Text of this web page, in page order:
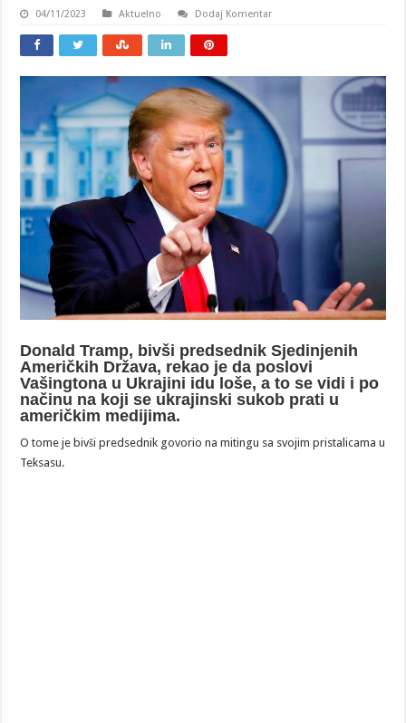
04/11/2023 Aktuelno Dodaj Komentar
Donald Tramp, bivši predsednik Sjedinjenih
Američkih Država, rekao je da poslovi
Vašingtona u Ukrajini idu loše, a to se vidi i po
načinu na koji se ukrajinski sukob prati u
američkim medijima.
O tome je bivši predsednik govorio na mitingu sa svojim pristalicama u
Teksasu.